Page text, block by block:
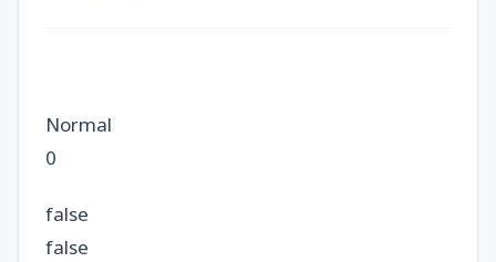
Normal
0
false
false